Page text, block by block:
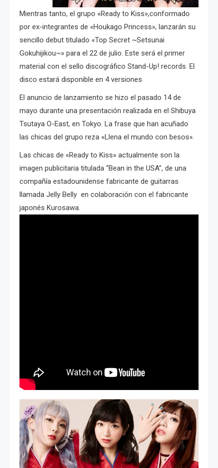
Mientras tanto, el grupo «Ready to Kiss»,conformado
por ex-integrantes de «Houkago Princess», lanzarán su
sencillo debut titulado «Top Secret ~Setsunai
Gokuhijikou~» para el 22 de julio. Este será el primer
material con el sello discográfico Stand-Up! records. El
disco estará disponible en 4 versiones
El anuncio de lanzamiento se hizo el pasado 14 de
mayo durante una presentación realizada en el Shibuya
Tsutaya O-East, en Tokyo. La frase que han acuñado
las chicas del grupo reza «Llena el mundo con besos».
Las chicas de «Ready to Kiss» actualmente son la
imagen publicitaria titulada “Bean in the USA”, de una
compañía estadounidense fabricante de guitarras
llamada Jelly Belly en colaboración con el fabricante
japonés Kurosawa.